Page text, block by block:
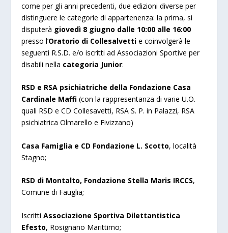
come per gli anni precedenti, due edizioni diverse per
distinguere le categorie di appartenenza: la prima, si
disputerà giovedì 8 giugno dalle 10:00 alle 16:00
presso l’Oratorio di Collesalvetti e coinvolgerà le
seguenti R.S.D. e/o iscritti ad Associazioni Sportive per
disabili nella categoria Junior:
RSD e RSA psichiatriche della Fondazione Casa
Cardinale Maffi (con la rappresentanza di varie U.O.
quali RSD e CD Collesavetti, RSA S. P. in Palazzi, RSA
psichiatrica Olmarello e Fivizzano)
Casa Famiglia e CD Fondazione L. Scotto, località
Stagno;
RSD di Montalto, Fondazione Stella Maris IRCCS,
Comune di Fauglia;
IscrittiAssociazione Sportiva Dilettantistica
Efesto, Rosignano Marittimo;